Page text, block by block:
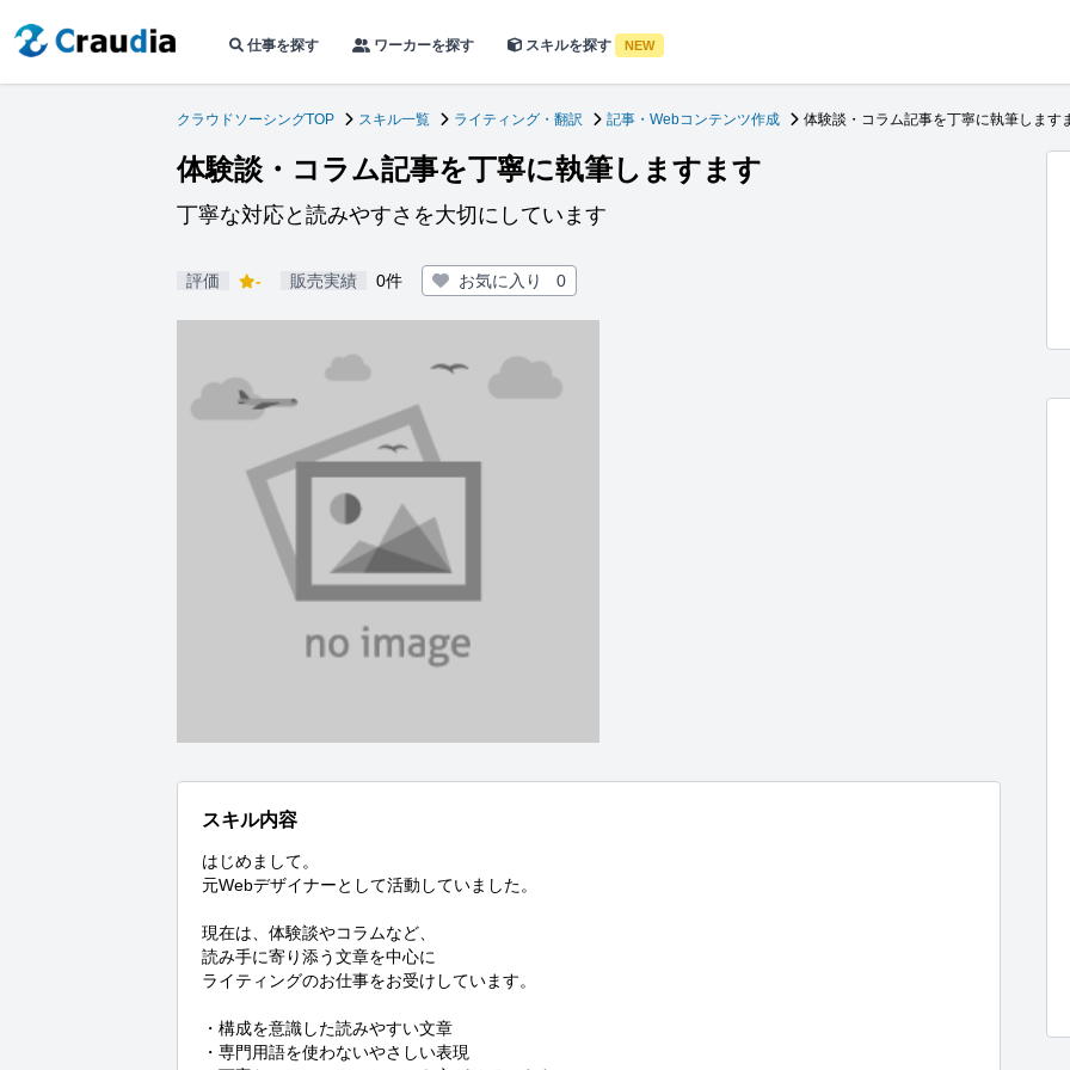
仕事を探す ワーカーを探す スキルを探す NEW
クラウドソーシングTOP スキル一覧 ライティング・翻訳 記事・Webコンテンツ作成 体験談・コラム記事を丁寧に執筆します
体験談・コラム記事を丁寧に執筆しますます
丁寧な対応と読みやすさを大切にしています
評価 - 販売実績 0件 お気に入り 0
スキル内容
はじめまして。
元Webデザイナーとして活動していました。
現在は、体験談やコラムなど、
読み手に寄り添う文章を中心に
ライティングのお仕事をお受けしています。
・構成を意識した読みやすい文章
・専門用語を使わないやさしい表現